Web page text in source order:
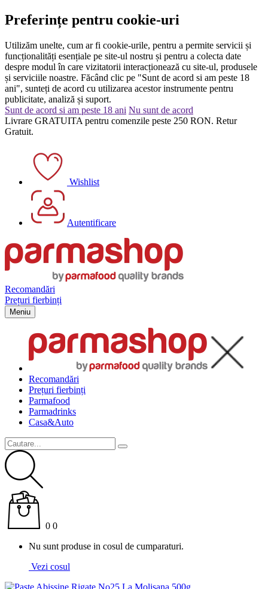
Preferințe pentru cookie-uri
Utilizăm unelte, cum ar fi cookie-urile, pentru a permite servicii și
funcționalități esențiale pe site-ul nostru și pentru a colecta date
despre modul în care vizitatorii interacționează cu site-ul, produsele
și serviciile noastre. Făcând clic pe "Sunt de acord si am peste 18
ani", sunteți de acord cu utilizarea acestor instrumente pentru
publicitate, analiză și suport.
Sunt de acord si am peste 18 ani Nu sunt de acord
Livrare GRATUITA pentru comenzile peste 250 RON. Retur
Gratuit.
Wishlist
Autentificare
Recomandări
Prețuri fierbinți
Meniu
Recomandări
Prețuri fierbinți
Parmafood
Parmadrinks
Casa&Auto
0 0
Nu sunt produse in cosul de cumparaturi.
Vezi cosul